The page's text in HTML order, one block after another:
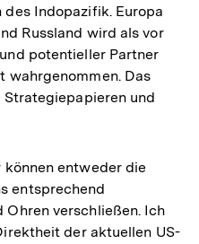
Indopazifik. Europa
Russland wird als vor
potentieller Partner
wahrgenommen. Das
und
entweder die
entsprechend
verschließen. Ich
der aktuellen US-